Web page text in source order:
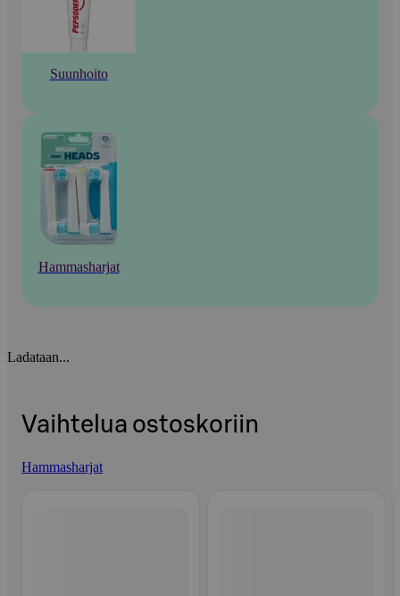
Suunhoito
Hammasharjat
Ladataan...
Vaihtelua ostoskoriin
Hammasharjat